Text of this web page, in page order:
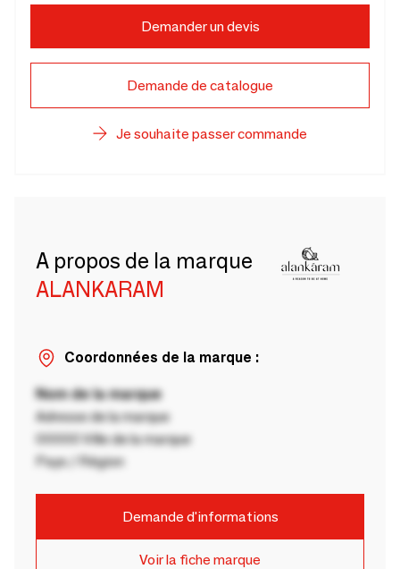
Demander un devis
Demande de catalogue
Je souhaite passer commande
A propos de la marque
ALANKARAM
Coordonnées de la marque :
Nom de la marque
Adresse de la marque
00000 Ville de la marque
Pays / Région
Demande d'informations
Voir la fiche marque